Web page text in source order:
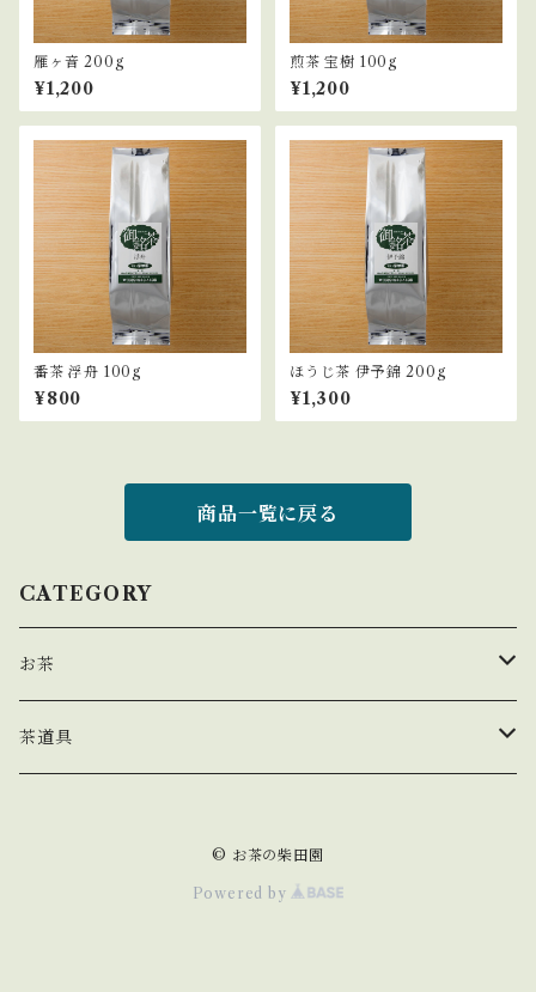
雁ヶ音 200g
¥1,200
煎茶 宝樹 100g
¥1,200
番茶 浮舟 100g
¥800
ほうじ茶 伊予錦 200g
¥1,300
商品一覧に戻る
CATEGORY
お茶
玉露
茶道具
© お茶の柴田園
Powered by